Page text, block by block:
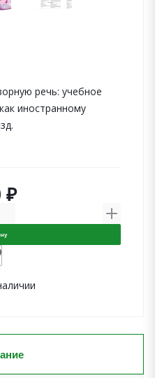
речь: учебное
иностранному
₽